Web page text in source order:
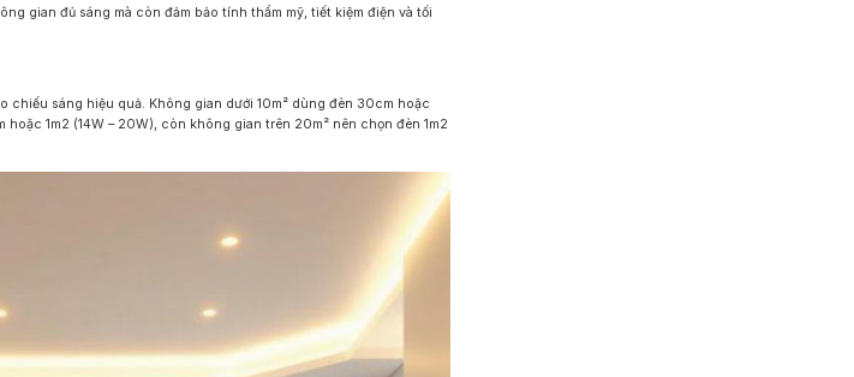
gian đủ sáng mà còn đảm bảo tính thẩm mỹ, tiết kiệm điện và tối
chiếu sáng hiệu quả. Không gian dưới 10m² dùng đèn 30cm hoặc
1m2 (14W – 20W), còn không gian trên 20m² nên chọn đèn 1m2